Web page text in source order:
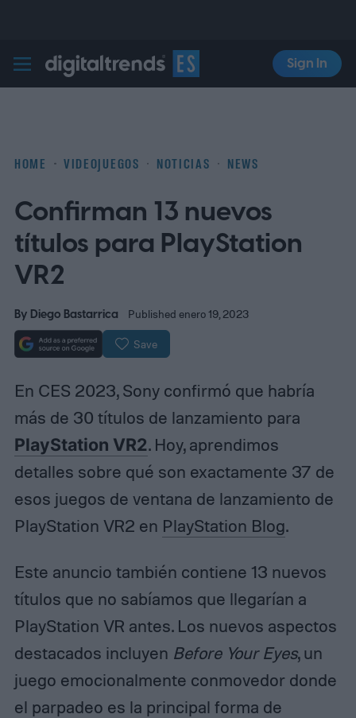
Digital Trends Español
Sign In
HOME VIDEOJUEGOS NOTICIAS NEWS
Confirman 13 nuevos
títulos para PlayStation
VR2
By Diego Bastarrica Published enero 19, 2023
Save
En CES 2023, Sony confirmó que habría
más de 30 títulos de lanzamiento para
PlayStation VR2. Hoy, aprendimos
detalles sobre qué son exactamente 37 de
esos juegos de ventana de lanzamiento de
PlayStation VR2 en PlayStation Blog.
Este anuncio también contiene 13 nuevos
títulos que no sabíamos que llegarían a
PlayStation VR antes. Los nuevos aspectos
destacados incluyen Before Your Eyes, un
juego emocionalmente conmovedor donde
el parpadeo es la principal forma de